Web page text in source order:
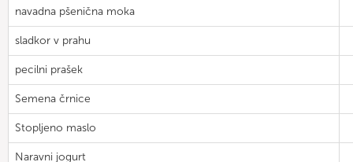
navadna pšenična moka
sladkor v prahu
pecilni prašek
Semena črnice
Stopljeno maslo
Naravni jogurt